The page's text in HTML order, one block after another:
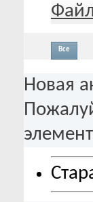
Все
Новая